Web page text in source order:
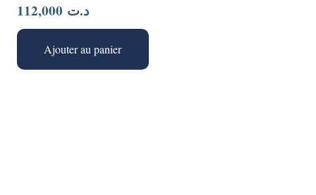
د.ت
Ajouter au panier